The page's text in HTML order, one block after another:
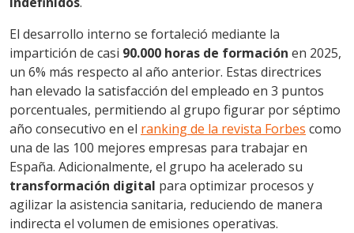
El desarrollo interno se fortaleció mediante la
impartición de casi 90.000 horas de formación en 2025,
un 6% más respecto al año anterior. Estas directrices
han elevado la satisfacción del empleado en 3 puntos
porcentuales, permitiendo al grupo figurar por séptimo
año consecutivo en el ranking de la revista Forbes como
una de las 100 mejores empresas para trabajar en
España. Adicionalmente, el grupo ha acelerado su
transformación digital para optimizar procesos y
agilizar la asistencia sanitaria, reduciendo de manera
indirecta el volumen de emisiones operativas.